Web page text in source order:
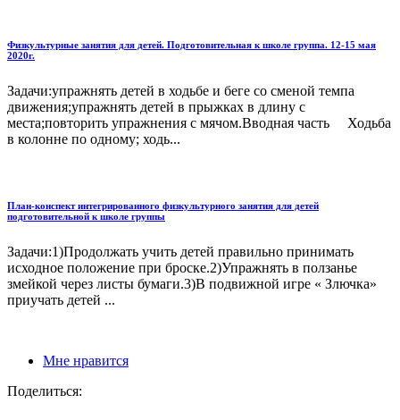
Физкультурные занятия для детей. Подготовительная к школе группа. 12-15 мая
2020г.
Задачи:упражнять детей в ходьбе и беге со сменой темпа
движения;упражнять детей в прыжках в длину с
места;повторить упражнения с мячом.Вводная часть Ходьба
в колонне по одному; ходь...
План-конспект интегрированного физкультурного занятия для детей
подготовительной к школе группы
Задачи:1)Продолжать учить детей правильно принимать
исходное положение при броске.2)Упражнять в ползанье
змейкой через листы бумаги.3)В подвижной игре « Злючка»
приучать детей ...
Мне нравится
Поделиться: